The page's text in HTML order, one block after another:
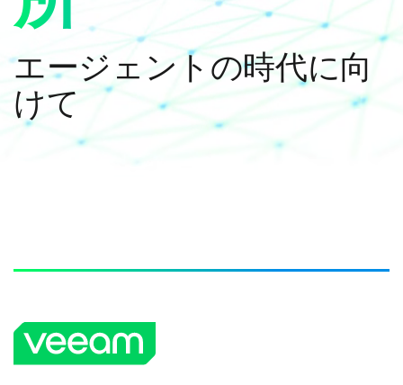
エージェントの時代に向
けて